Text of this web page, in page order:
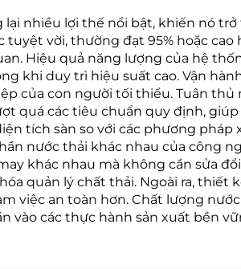
nhiều lợi thế nổi bật, khiến nó
vời, thường đạt 95% hoặc
Hiệu quả năng lượng của hệ
khi duy trì hiệu suất cao. Vận
của con người tối thiểu. Tuân
quá các tiêu chuẩn quy định,
tích sàn so với các phương
nước thải khác nhau của công
khác nhau mà không cần sửa
quản lý chất thải. Ngoài ra,
việc an toàn hơn. Chất lượng
vào các thực hành sản xuất bền